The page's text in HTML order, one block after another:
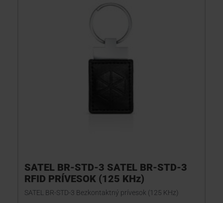
SATEL BR-STD-3 SATEL BR-STD-3
RFID PRÍVESOK (125 KHz)
SATEL BR-STD-3 Bezkontaktný prívesok (125 KHz)